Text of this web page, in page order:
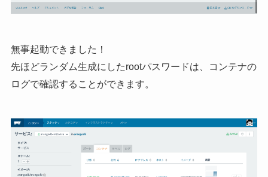
無事起動できました！
先ほどランダム生成にしたrootパスワードは、コンテナの
ログで確認することができます。